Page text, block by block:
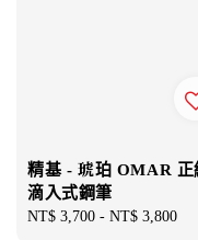
精基 - 琥珀 OMAR 正
滴入式鋼筆
Regular
NT$ 3,700 - NT$ 3,800